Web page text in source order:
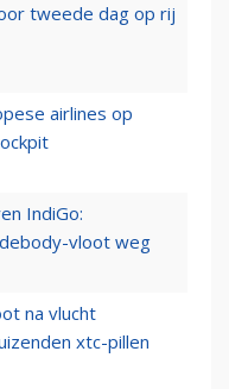
tweede dag op rij
airlines op
IndiGo:
vloot weg
na vlucht
xtc-pillen